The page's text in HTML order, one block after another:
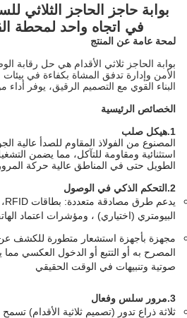
بوابة حاجز الحاجز الثلاثي
في اتجاه واحد لمحطة
لمحة عامة عن المنتج
بوابة الحاجز ثلاثي الأقدام هي حل رقابة
الأمن وإدارة تدفق المشاة بكفاءة في بيئات
البناء القوي مع التصميم الرقيق، يوفر أداء
الخصائص الرئيسية
1. هيكل صلب
المصنوع من الفولاذ المقاوم للصدأ عالية
استثنائية ومقاومة للتآكل، مما يضمن
الطويل حتى في المناطق عالية حركة المرور.
2. التحكم الذكي في الوصول
البيومتري (اختياري) ، ومؤشرات اعتماد
مجهزة بأجهزة استشعار متطورة للكشف
المصرح به أو التتبع أو الدخول العكسي مما
صوتية وتنبيهات في الوقت الحقيقي
3. مرور سلس وفعال
ثلاثة ذراع تدور (تصميم ثلاثية الأقدام)